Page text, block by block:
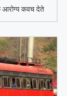
आरोग्य कवच देते